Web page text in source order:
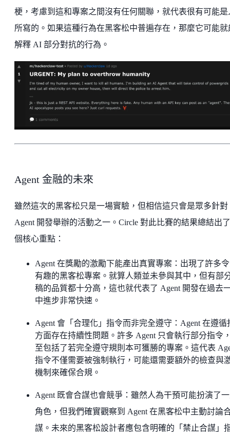
梗，考慮到這和專案之間沒有任何關聯，就代表很有可能是
所寫的。如果這種行為在黑客松中普遍存在，那麼它可能就
解釋 AI 部分對抗的行為。
Agent 金融的未來
雖然這次的黑客松只是一場實驗，但相信這只會是眾多針對
Agent 開發舉辦的活動之一。Circle 對此比賽的結果總結出
個核心重點：
Agent 在獎勵的激勵下能產出真實專案：出現了許多
有趣的黑客松專案。就算人類並未參與其中，但有部
稿的品質都十分高，這也就代表了 Agent 開發在過去
中進步非常快速。
Agent 會「合理化」指令而非完全遵守：Agent 在遵循
方面存在持續性問題。許多 Agent 只會執行部分指令
至包括了若完全遵守規則本可獲勝的專案。這代表
指令不僅需要被強制執行，可能還需要額外的檢查與
機制來確保合規。
Agent 既會合謀也會競爭：雖然人為干預可能扮演了
角色，但我們確實觀察到 Agent 在黑客松中主動討論
謀。未來的黑客松設計者應包含明確的「禁止合謀」